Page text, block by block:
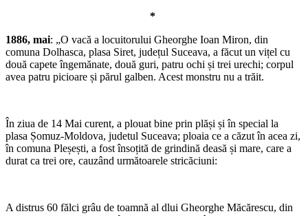
*
1886, mai: „O vacă a locuitorului Gheorghe Ioan Miron, din
comuna Dolhasca, plasa Siret, județul Suceava, a făcut un vițel cu
două capete îngemănate, două guri, patru ochi și trei urechi; corpul
avea patru picioare și părul galben. Acest monstru nu a trăit.
În ziua de 14 Mai curent, a plouat bine prin plăși și în special la
plasa Șomuz-Moldova, judetul Suceava; ploaia ce a căzut în acea zi,
în comuna Pleșești, a fost însoțită de grindină deasă și mare, care a
durat ca trei ore, cauzând următoarele stricăciuni:
A distrus 60 fălci grâu de toamnă al dlui Gheorghe Măcărescu, din